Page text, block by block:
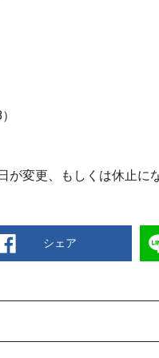
が変更、もしくは休止に
シェア